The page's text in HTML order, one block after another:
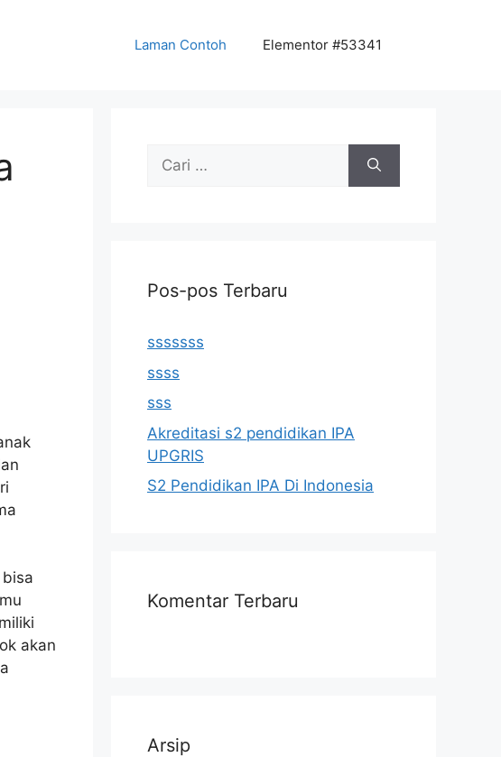
Laman Contoh Elementor #53341
akan
Cari
Pos-pos Terbaru
sssssss
ssss
sss
Akreditasi s2 pendidikan IPA
UPGRIS
S2 Pendidikan IPA Di Indonesia
Komentar Terbaru
Arsip